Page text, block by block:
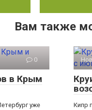
Вам также
0
в Крым
уже Кипр